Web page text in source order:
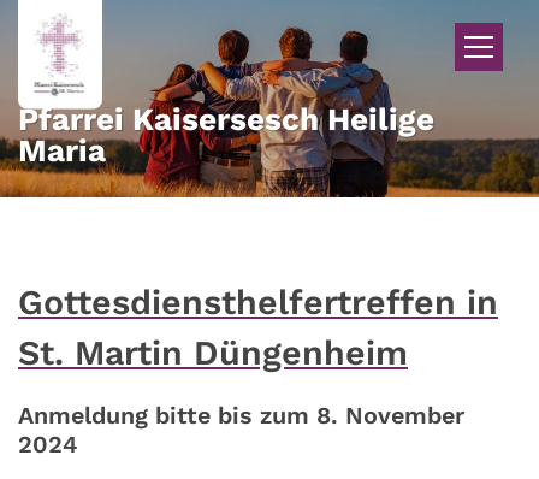
Zum Inhalt springen
Pfarrei Kaisersesch Heilige
Maria
Gottesdiensthelfertreffen in
St. Martin Düngenheim
Anmeldung bitte bis zum 8. November
2024